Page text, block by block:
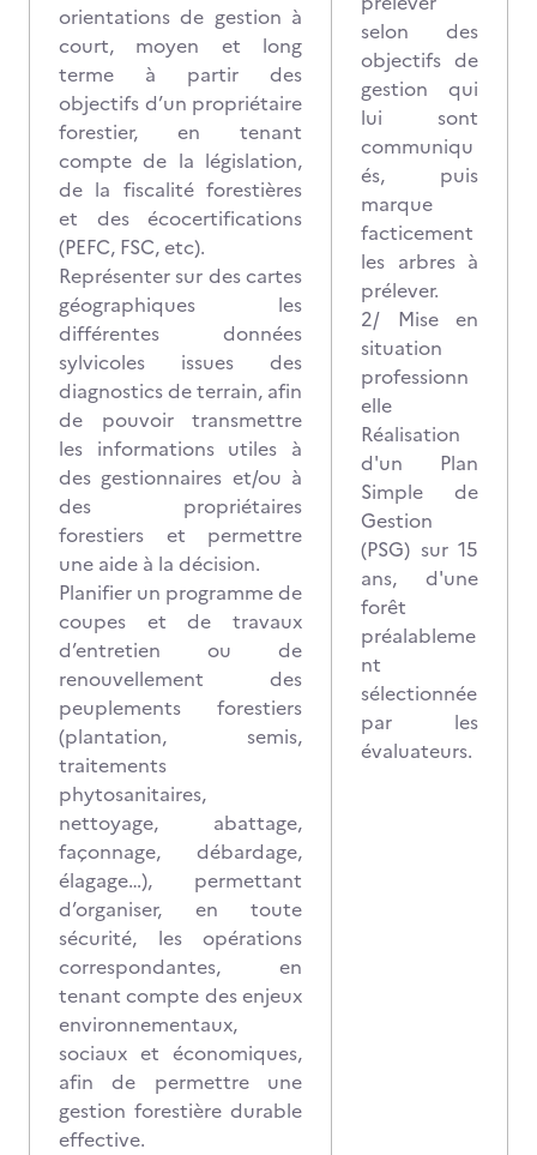
orientations de gestion à
court, moyen et long
terme à partir des
objectifs d’un propriétaire
forestier, en tenant
compte de la législation,
de la fiscalité forestières
et des écocertifications
(PEFC, FSC, etc).
Représenter sur des cartes
géographiques les
différentes données
sylvicoles issues des
diagnostics de terrain, afin
de pouvoir transmettre
les informations utiles à
des gestionnaires et/ou à
des propriétaires
forestiers et permettre
une aide à la décision.
Planifier un programme de
coupes et de travaux
d’entretien ou de
renouvellement des
peuplements forestiers
(plantation, semis,
traitements
phytosanitaires,
nettoyage, abattage,
façonnage, débardage,
élagage…), permettant
d’organiser, en toute
sécurité, les opérations
correspondantes, en
tenant compte des enjeux
environnementaux,
sociaux et économiques,
afin de permettre une
gestion forestière durable
effective.
selon des
objectifs de
gestion qui
lui sont
communiqu
és, puis
marque
facticement
les arbres à
prélever.
2/ Mise en
situation
professionn
elle
Réalisation
d'un Plan
Simple de
Gestion
(PSG) sur 15
ans, d'une
forêt
préalableme
nt
sélectionnée
par les
évaluateurs.